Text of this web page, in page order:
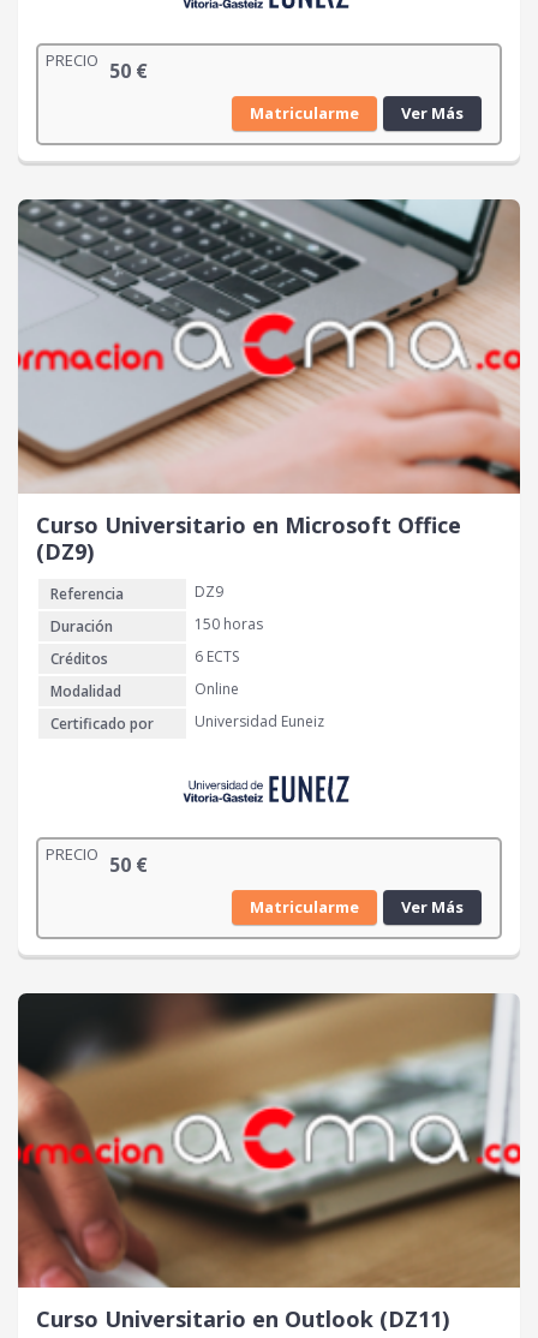
PRECIO 50 €
Matricularme Ver Más
Curso Universitario en Microsoft Office
(DZ9)
Referencia
DZ9
Duración
150 horas
Créditos
6 ECTS
Modalidad
Online
Certificado por
Universidad Euneiz
PRECIO 50 €
Matricularme Ver Más
Curso Universitario en Outlook (DZ11)